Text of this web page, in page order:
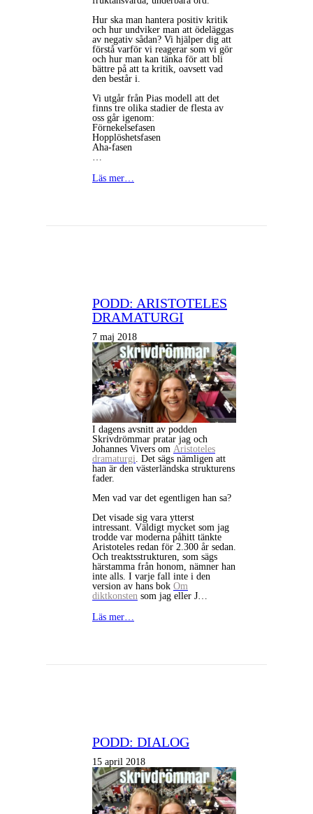
Hur ska man hantera positiv kritik
och hur undviker man att ödeläggas
av negativ sådan? Vi hjälper dig att
förstå varför vi reagerar som vi gör
och hur man kan tänka för att bli
bättre på att ta kritik, oavsett vad
den består i.
Vi utgår från Pias modell att det
finns tre olika stadier de flesta av
oss går igenom:
Förnekelsefasen
Hopplöshetsfasen
Aha-fasen
Läs mer…
PODD: ARISTOTELES
DRAMATURGI
7 maj 2018
I dagens avsnitt av podden
Skrivdrömmar pratar jag och
Johannes Vivers om Aristoteles
dramaturgi. Det sägs nämligen att
han är den västerländska strukturens
fader.
Men vad var det egentligen han sa?
Det visade sig vara ytterst
intressant. Väldigt mycket som jag
trodde var moderna påhitt tänkte
Aristoteles redan för 2.300 år sedan.
Och treaktsstrukturen, som sägs
härstamma från honom, nämner han
inte alls. I varje fall inte i den
version av hans bok Om
diktkonsten som jag eller J…
Läs mer…
PODD: DIALOG
15 april 2018